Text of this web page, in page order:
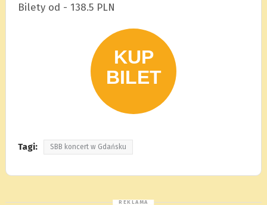
Bilety od - 138.5 PLN
Tagi: SBB koncert w Gdańsku